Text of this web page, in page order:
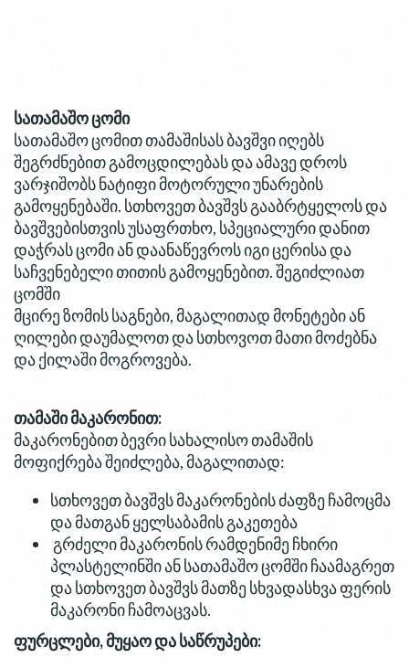
სათამაშო ცომი
სათამაშო ცომით თამაშისას ბავშვი იღებს
შეგრძნებით გამოცდილებას და ამავე დროს
ვარჯიშობს ნატიფი მოტორული უნარების
გამოყენებაში. სთხოვეთ ბავშვს გააბრტყელოს და
ბავშვებისთვის უსაფრთხო, სპეციალური დანით
დაჭრას ცომი ან დაანაწევროს იგი ცერისა და
საჩვენებელი თითის გამოყენებით. შეგიძლიათ
ცომში
მცირე ზომის საგნები, მაგალითად მონეტები ან
ღილები დაუმალოთ და სთხოვოთ მათი მოძებნა
და ქილაში მოგროვება.
თამაში მაკარონით:
მაკარონებით ბევრი სახალისო თამაშის
მოფიქრება შეიძლება, მაგალითად:
სთხოვეთ ბავშვს მაკარონების ძაფზე ჩამოცმა
და მათგან ყელსაბამის გაკეთება
გრძელი მაკარონის რამდენიმე ჩხირი
პლასტელინში ან სათამაშო ცომში ჩაამაგრეთ
და სთხოვეთ ბავშვს მათზე სხვადასხვა ფერის
მაკარონი ჩამოაცვას.
ფურცლები, მუყაო და საწრუპები: